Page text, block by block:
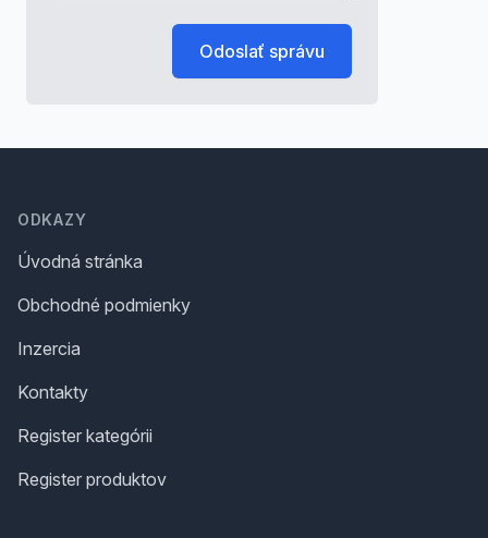
Odoslať správu
ODKAZY
Úvodná stránka
Obchodné podmienky
Inzercia
Kontakty
Register kategórii
Register produktov